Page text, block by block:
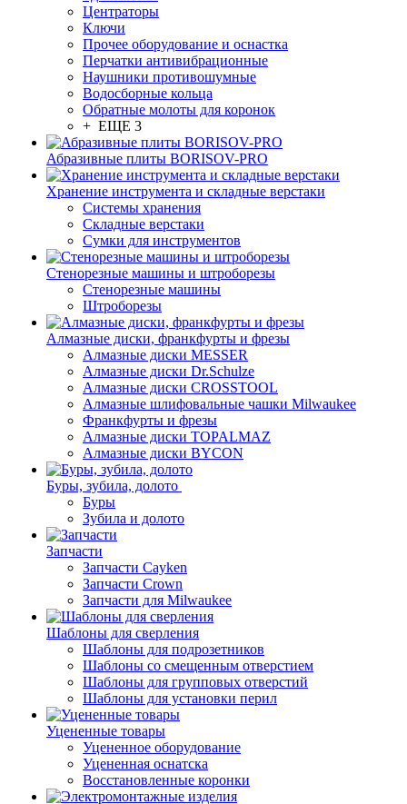
Центраторы
Ключи
Прочее оборудование и оснастка
Перчатки антивибрационные
Наушники противошумные
Водосборные кольца
Обратные молоты для коронок
+ ЕЩЕ 3
Абразивные плиты BORISOV-PRO
Хранение инструмента и складные верстаки
Системы хранения
Складные верстаки
Сумки для инструментов
Стенорезные машины и штроборезы
Стенорезные машины
Штроборезы
Алмазные диски, франкфурты и фрезы
Алмазные диски MESSER
Алмазные диски Dr.Schulze
Алмазные диски CROSSTOOL
Алмазные шлифовальные чашки Milwaukee
Франкфурты и фрезы
Алмазные диски TOPALMAZ
Алмазные диски BYCON
Буры, зубила, долото
Буры
Зубила и долото
Запчасти
Запчасти Cayken
Запчасти Crown
Запчасти для Milwaukee
Шаблоны для сверления
Шаблоны для подрозетников
Шаблоны со смещенным отверстием
Шаблоны для групповых отверстий
Шаблоны для установки перил
Уцененные товары
Уцененное оборудование
Уцененная оснатска
Восстановленные коронки